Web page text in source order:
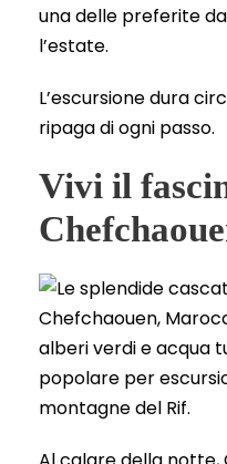
una delle preferite
l’estate.
L’escursione dura
ripaga di ogni passo.
Vivi il